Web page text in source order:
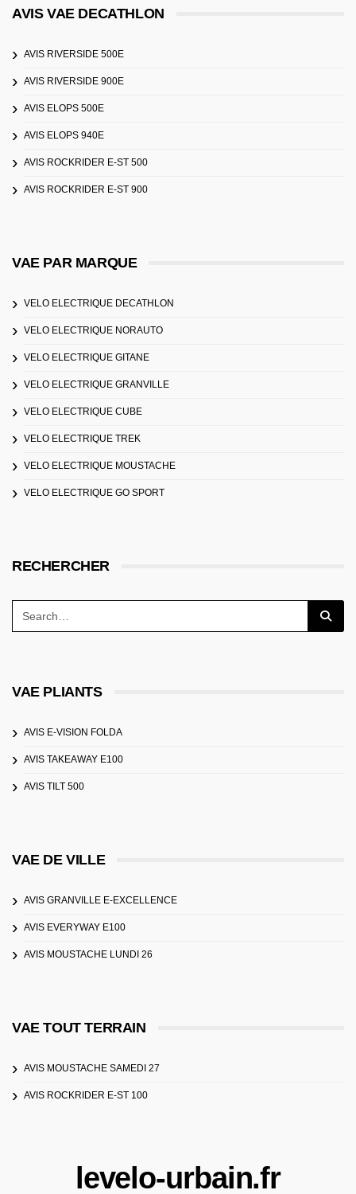
AVIS VAE DECATHLON
AVIS RIVERSIDE 500E
AVIS RIVERSIDE 900E
AVIS ELOPS 500E
AVIS ELOPS 940E
AVIS ROCKRIDER E-ST 500
AVIS ROCKRIDER E-ST 900
VAE PAR MARQUE
VELO ELECTRIQUE DECATHLON
VELO ELECTRIQUE NORAUTO
VELO ELECTRIQUE GITANE
VELO ELECTRIQUE GRANVILLE
VELO ELECTRIQUE CUBE
VELO ELECTRIQUE TREK
VELO ELECTRIQUE MOUSTACHE
VELO ELECTRIQUE GO SPORT
RECHERCHER
VAE PLIANTS
AVIS E-VISION FOLDA
AVIS TAKEAWAY E100
AVIS TILT 500
VAE DE VILLE
AVIS GRANVILLE E-EXCELLENCE
AVIS EVERYWAY E100
AVIS MOUSTACHE LUNDI 26
VAE TOUT TERRAIN
AVIS MOUSTACHE SAMEDI 27
AVIS ROCKRIDER E-ST 100
levelo-urbain.fr